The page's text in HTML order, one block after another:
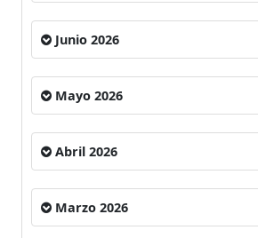
Junio 2026
Mayo 2026
Abril 2026
Marzo 2026